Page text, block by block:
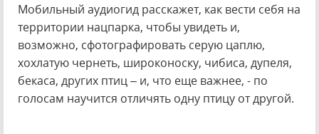
Мобильный аудиогид расскажет, как вести себя на
территории нацпарка, чтобы увидеть и,
возможно, сфотографировать серую цаплю,
хохлатую чернеть, широконоску, чибиса, дупеля,
бекаса, других птиц – и, что еще важнее, - по
голосам научится отличять одну птицу от другой.